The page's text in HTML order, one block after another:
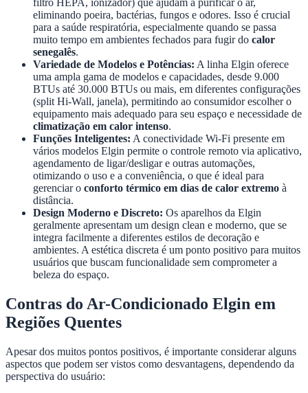
filtro HEPA, ionizador) que ajudam a purificar o ar,
eliminando poeira, bactérias, fungos e odores. Isso é crucial
para a saúde respiratória, especialmente quando se passa
muito tempo em ambientes fechados para fugir do calor
senegalês.
Variedade de Modelos e Potências: A linha Elgin oferece
uma ampla gama de modelos e capacidades, desde 9.000
BTUs até 30.000 BTUs ou mais, em diferentes configurações
(split Hi-Wall, janela), permitindo ao consumidor escolher o
equipamento mais adequado para seu espaço e necessidade de
climatização em calor intenso.
Funções Inteligentes: A conectividade Wi-Fi presente em
vários modelos Elgin permite o controle remoto via aplicativo,
agendamento de ligar/desligar e outras automações,
otimizando o uso e a conveniência, o que é ideal para
gerenciar o conforto térmico em dias de calor extremo à
distância.
Design Moderno e Discreto: Os aparelhos da Elgin
geralmente apresentam um design clean e moderno, que se
integra facilmente a diferentes estilos de decoração e
ambientes. A estética discreta é um ponto positivo para muitos
usuários que buscam funcionalidade sem comprometer a
beleza do espaço.
Contras do Ar-Condicionado Elgin em
Regiões Quentes
Apesar dos muitos pontos positivos, é importante considerar alguns
aspectos que podem ser vistos como desvantagens, dependendo da
perspectiva do usuário: